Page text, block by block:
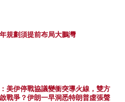
規劃須提前布局大鵬灣
美伊停戰協議變衝突導火線，雙方
戰爭？伊朗一早洞悉特朗普虛張聲